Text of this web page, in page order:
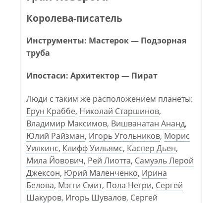
Королева-писатель
Инструменты: Мастерок — Подзорная
труба
Ипостаси: Архитектор — Пират
Люди с таким же расположением планеты:
Ерун Краббе, Николай Старшинов,
Владимир Максимов, Вишванатан Ананд,
Юлий Райзман, Игорь Угольников, Морис
Уилкинс, Клифф Уильямс, Каспер Дьен,
Мила Йовович, Рей Лиотта, Самуэль Лерой
Джексон, Юрий Маленченко, Ирина
Белова, Мэгги Смит, Пола Негри, Сергей
Шакуров, Игорь Шувалов, Сергей